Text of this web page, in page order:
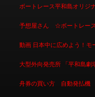
ボートレース平和島オリジ
予想屋さん ☆ボートレー
動画 日本中に広めよう！モ
大型外向発売所 「平和島劇
舟券の買い方 自動発払機